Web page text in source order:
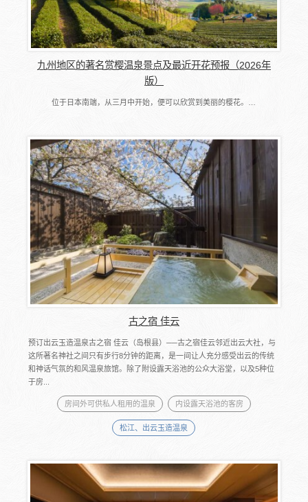
九州地区的著名赏樱温泉景点及最近开花预报（2026年
版）
位于日本南端，从三月中开始，便可以欣赏到美丽的樱花。…
古之宿 佳云
预订出云玉造温泉古之宿 佳云（岛根县）──古之宿佳云邻近出云大社，与
这所著名神社之间只有步行8分钟的距离，是一间让人充分感受出云的传统
和神话气氛的和风温泉旅馆。除了附设露天浴池的公众大浴堂，以及5种位
于房...
房间外可供私人租用的温泉 内设露天浴池的客房
松江、出云玉造温泉